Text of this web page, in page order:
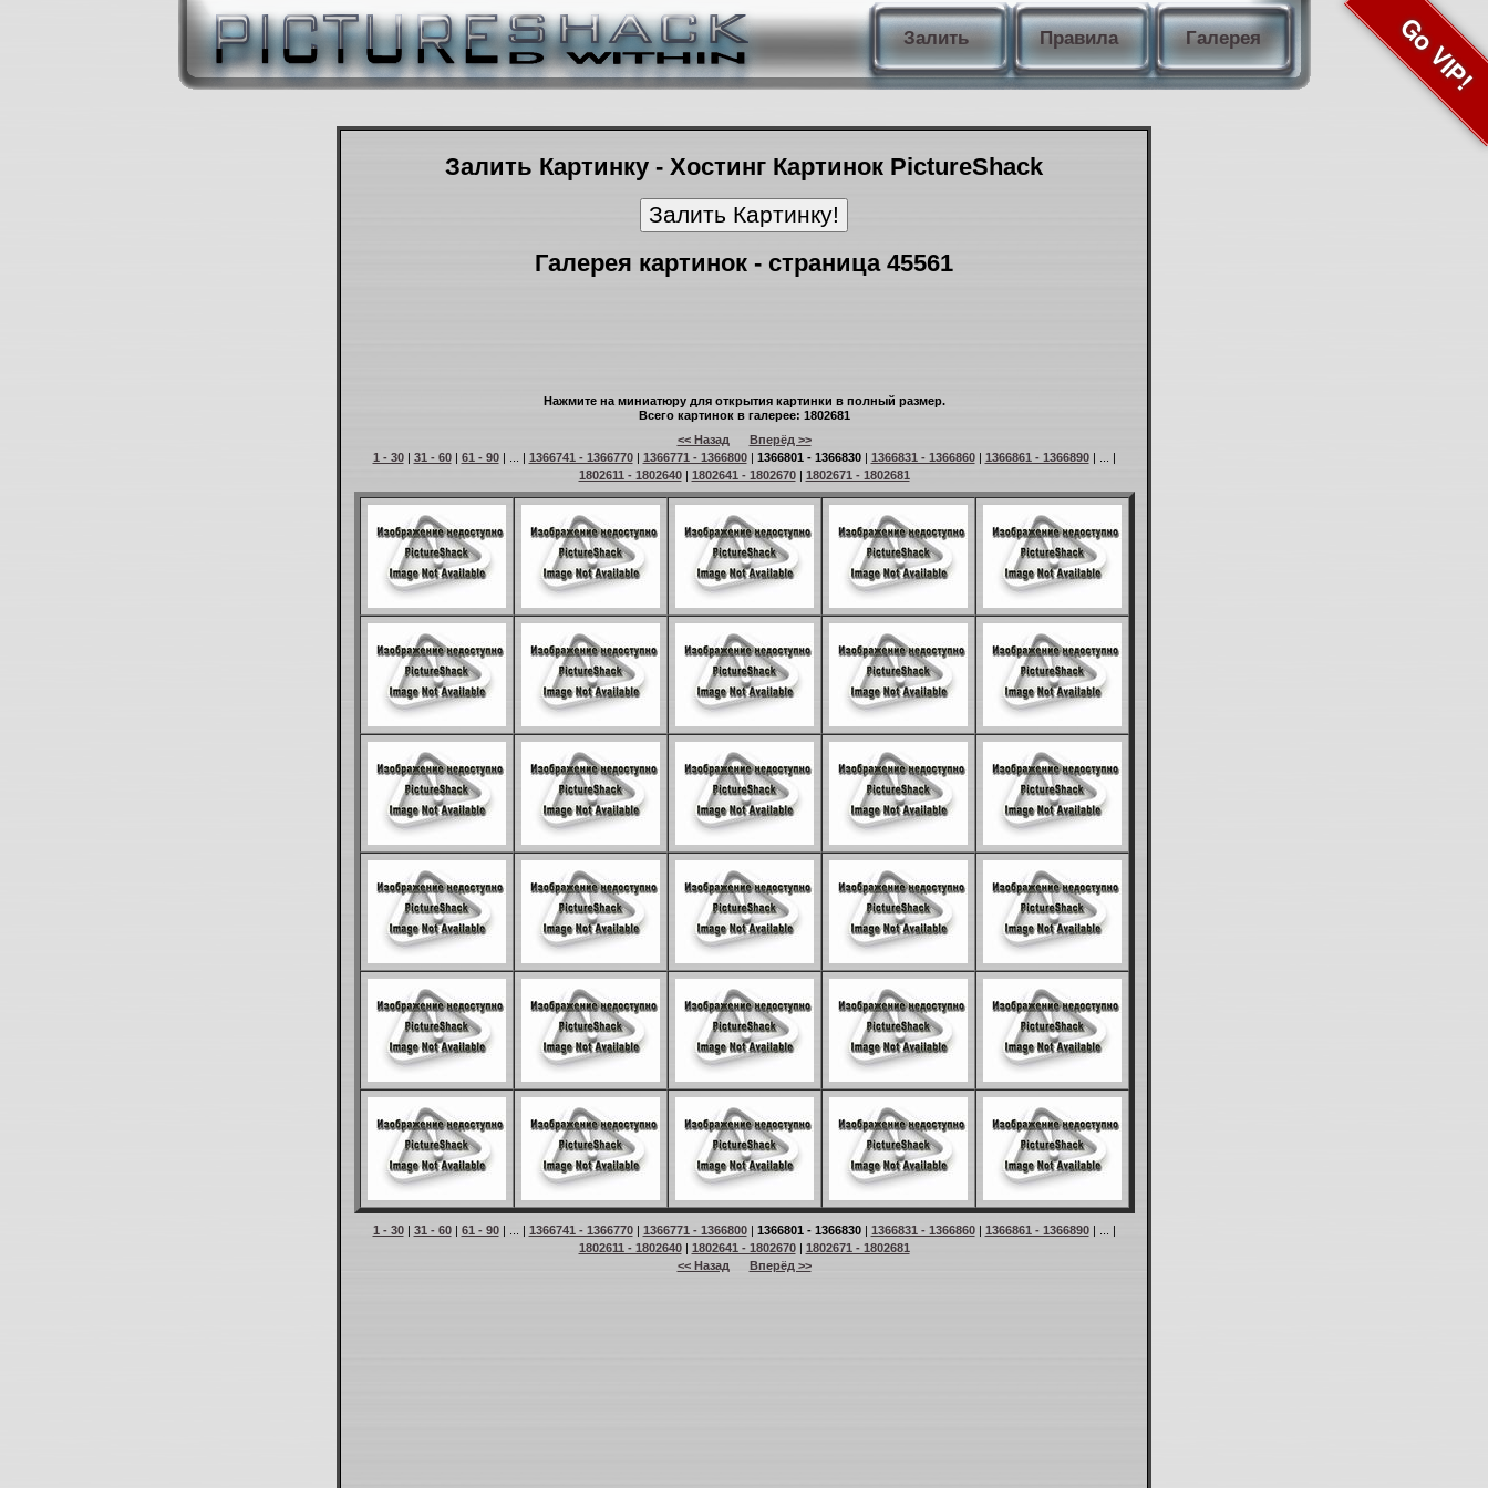
Залить Правила Галерея Go VIP!
Залить Картинку - Хостинг Картинок PictureShack
Галерея картинок - страница 45561
Нажмите на миниатюру для открытия картинки в полный размер.
Всего картинок в галерее: 1802681
<< Назад
Вперёд >>
1 - 30| 31 - 60| 61 - 90| ... | 1366741 - 1366770| 1366771 - 1366800| 1366801 - 1366830| 1366831 - 1366860| 1366861 - 1366890| ... |
1802611 - 1802640| 1802641 - 1802670| 1802671 - 1802681
1 - 30| 31 - 60| 61 - 90| ... | 1366741 - 1366770| 1366771 - 1366800| 1366801 - 1366830| 1366831 - 1366860| 1366861 - 1366890| ... |
1802611 - 1802640| 1802641 - 1802670| 1802671 - 1802681
<< Назад
Вперёд >>